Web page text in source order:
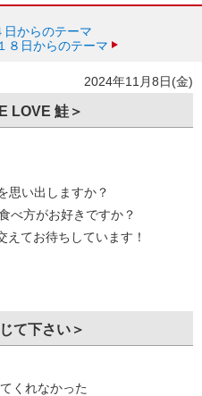
日からのテーマ
８日からのテーマ
2024年11月8日(金)
LOVE 鮭＞
思い出しますか？
べ方がお好きですか？
てお待ちしています！
て下さい＞
くれなかった